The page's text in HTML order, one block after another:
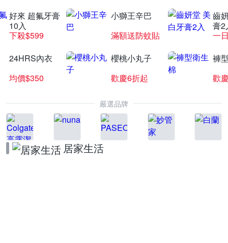
好來 超氟牙膏
10入
下殺$599
小獅王辛巴
滿額送防蚊貼
齒
膏2
一
24HRS內衣
均價$350
櫻桃小丸子
歡慶6折起
褲
歡
嚴選品牌
居家生活